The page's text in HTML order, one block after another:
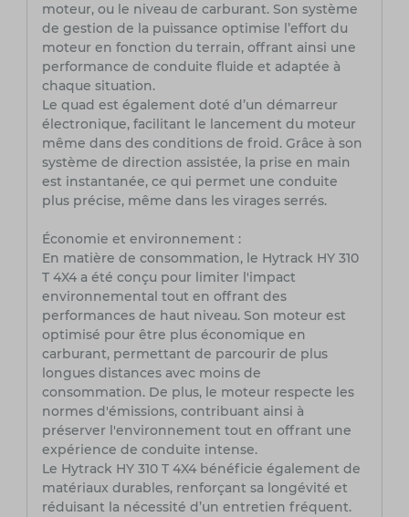
moteur, ou le niveau de carburant. Son système
de gestion de la puissance optimise l’effort du
moteur en fonction du terrain, offrant ainsi une
performance de conduite fluide et adaptée à
chaque situation.
Le quad est également doté d’un démarreur
électronique, facilitant le lancement du moteur
même dans des conditions de froid. Grâce à son
système de direction assistée, la prise en main
est instantanée, ce qui permet une conduite
plus précise, même dans les virages serrés.
Économie et environnement :
En matière de consommation, le Hytrack HY 310
T 4X4 a été conçu pour limiter l'impact
environnemental tout en offrant des
performances de haut niveau. Son moteur est
optimisé pour être plus économique en
carburant, permettant de parcourir de plus
longues distances avec moins de
consommation. De plus, le moteur respecte les
normes d'émissions, contribuant ainsi à
préserver l'environnement tout en offrant une
expérience de conduite intense.
Le Hytrack HY 310 T 4X4 bénéficie également de
matériaux durables, renforçant sa longévité et
réduisant la nécessité d’un entretien fréquent.